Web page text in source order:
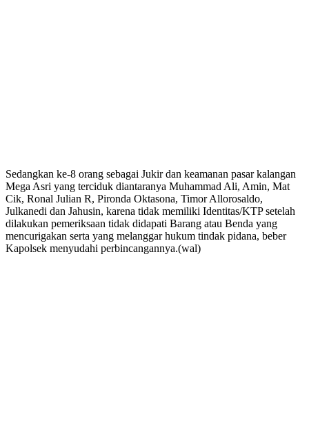
Sedangkan ke-8 orang sebagai Jukir dan keamanan pasar kalangan
Mega Asri yang terciduk diantaranya Muhammad Ali, Amin, Mat
Cik, Ronal Julian R, Pironda Oktasona, Timor Allorosaldo,
Julkanedi dan Jahusin, karena tidak memiliki Identitas/KTP setelah
dilakukan pemeriksaan tidak didapati Barang atau Benda yang
mencurigakan serta yang melanggar hukum tindak pidana, beber
Kapolsek menyudahi perbincangannya.(wal)